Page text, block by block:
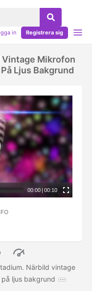
in Registrera sig
Mikrofon
Ljus Bakgrund
00:00 | 00:10
Närbild vintage
ljus bakgrund